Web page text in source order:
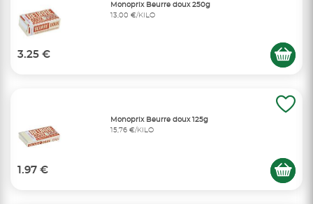
Monoprix Beurre doux 250g
13,00 €/KILO
3.25 €
Monoprix Beurre doux 125g
15,76 €/KILO
1.97 €